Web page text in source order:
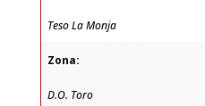
Teso La Monja
Zona:
D.O. Toro